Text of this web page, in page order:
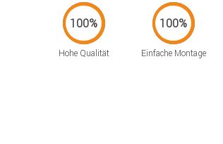
Hohe Qualität Einfache Montage